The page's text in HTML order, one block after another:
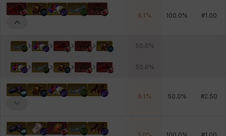
6.1 % 100.0% #1.00
50.0%
50.0%
6.1 % 50.0% #2.50